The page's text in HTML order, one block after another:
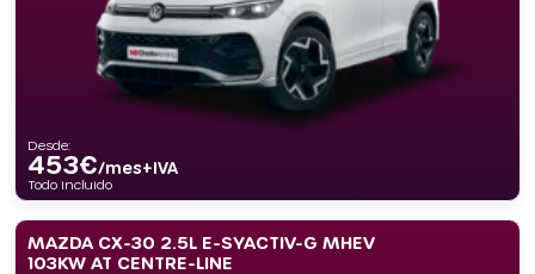
Desde:
453€/mes+IVA
Todo incluido
MAZDA CX-30 2.5L E-SYACTIV-G MHEV
103KW AT CENTRE-LINE